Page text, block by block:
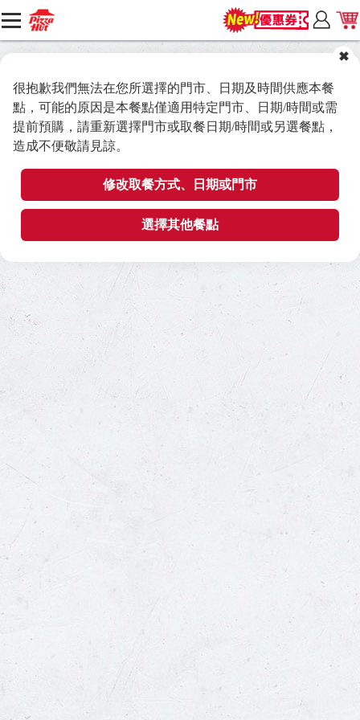
很抱歉我們無法在您所選擇的門市、日期及時間供應本餐
點，可能的原因是本餐點僅適用特定門市、日期/時間或需
提前預購，請重新選擇門市或取餐日期/時間或另選餐點，
造成不便敬請見諒。
修改取餐方式、日期或門市
選擇其他餐點